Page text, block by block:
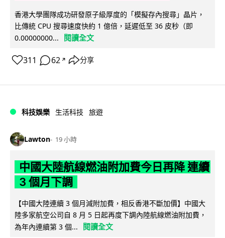
香港大學團隊成功研發原子級厚度的「模擬存內搜尋」晶片，
比傳統 CPU 搜尋速度快約 1 億倍，延遲低至 36 皮秒（即
0.00000000...
閱讀全文
311 62 ↗ 分享
科技娛樂 生活科技 旅遊
Lawton 19 小時
中國大陸航線燃油附加費今日再降 連續
3 個月下調
【中國大陸連續 3 個月減附加費，相反香港不斷加價】中國大
陸多家航空公司自 8 月 5 日起再度下調內陸航線燃油附加費，
為年內連續第 3 個...
閱讀全文